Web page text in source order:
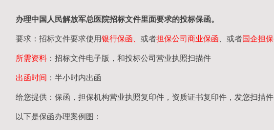
办理中国人民解放军总医院招标文件里面要求的投标保函。
要求：招标文件要求使用银行保函、 或者担保公司商业保函 、或者国企担
所需资料 ：招标文件电子版，和投标公司营业执照扫描件
出函时间 ：半小时内出函
给您提供：保函，担保机构营业执照复印件，资质证书复印件，发您扫描
以下是保函办理案例图：